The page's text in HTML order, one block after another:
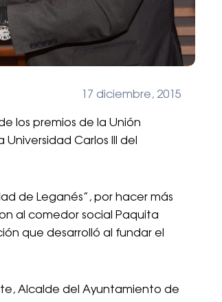
17 diciembre, 2015
los premios de la Unión
Universidad Carlos III del
de Leganés”, por hacer más
al comedor social Paquita
que desarrolló al fundar el
Alcalde del Ayuntamiento de